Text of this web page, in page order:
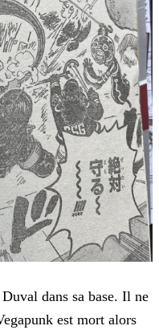
dans sa base. Il ne
est mort alors